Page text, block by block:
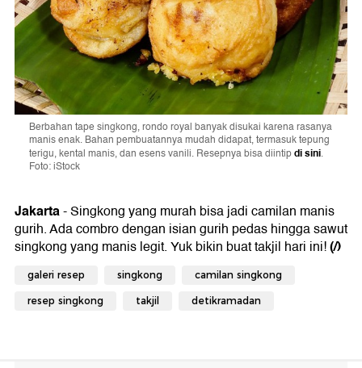
Berbahan tape singkong, rondo royal banyak disukai karena rasanya
manis enak. Bahan pembuatannya mudah didapat, termasuk tepung
terigu, kental manis, dan esens vanili. Resepnya bisa diintipdi sini.
Foto: iStock
Jakarta- Singkong yang murah bisa jadi camilan manis
gurih. Ada combro dengan isian gurih pedas hingga sawut
singkong yang manis legit. Yuk bikin buat takjil hari ini!(/)
galeri resep singkong camilan singkong
resep singkong takjil detikramadan